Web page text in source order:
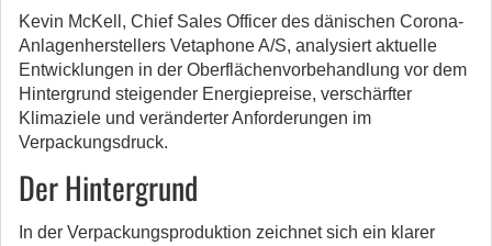
Kevin McKell, Chief Sales Officer des dänischen Corona-
Anlagenherstellers Vetaphone A/S, analysiert aktuelle
Entwicklungen in der Oberflächenvorbehandlung vor dem
Hintergrund steigender Energiepreise, verschärfter
Klimaziele und veränderter Anforderungen im
Verpackungsdruck.
Der Hintergrund
In der Verpackungsproduktion zeichnet sich ein klarer